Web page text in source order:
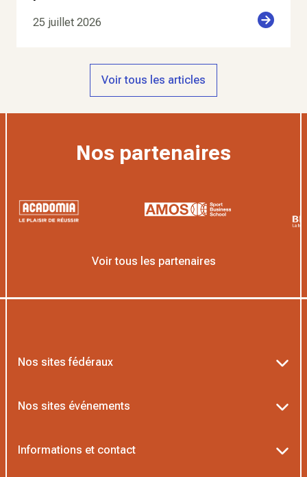
25 juillet 2026
Voir tous les articles
Nos partenaires
Voir tous les partenaires
Nos sites fédéraux
Nos sites événements
Informations et contact